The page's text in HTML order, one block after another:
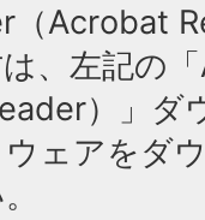
（Acrobat
、左記の
）」ダ
ェアをダ